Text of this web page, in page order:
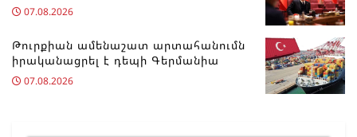
07.08.2026
Թուրքիան ամենաշատ արտահանումն
իրականացրել է դեպի Գերմանիա
07.08.2026